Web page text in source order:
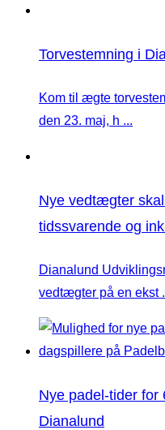
Torvestemning i
Kom til ægte
den 23. maj, h ...
Nye vedtægter
tidssvarende og
Dianalund
vedtægter på en ekst
Nye padel-tider for
Dianalund